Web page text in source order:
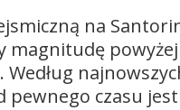
na
magnitudę
pewnego czasu